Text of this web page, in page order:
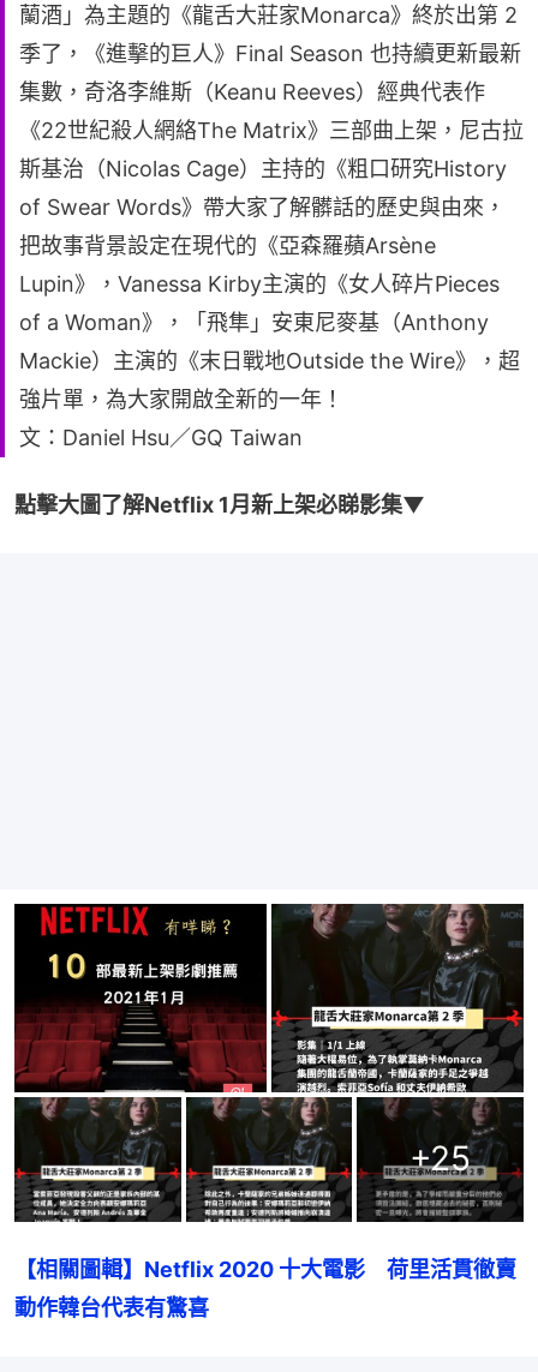
蘭酒」為主題的《龍舌大莊家Monarca》終於出第 2
季了，《進擊的巨人》Final Season 也持續更新最新
集數，奇洛李維斯（Keanu Reeves）經典代表作
《22世紀殺人網絡The Matrix》三部曲上架，尼古拉
斯基治（Nicolas Cage）主持的《粗口研究History
of Swear Words》帶大家了解髒話的歷史與由來，
把故事背景設定在現代的《亞森羅蘋Arsène
Lupin》，Vanessa Kirby主演的《女人碎片Pieces
of a Woman》，「飛隼」安東尼麥基（Anthony
Mackie）主演的《末日戰地Outside the Wire》，超
強片單，為大家開啟全新的一年！
文：Daniel Hsu／GQ Taiwan
點擊大圖了解Netflix 1月新上架必睇影集▼
+25
【相關圖輯】Netflix 2020 十大電影　荷里活貫徹賣
動作韓台代表有驚喜